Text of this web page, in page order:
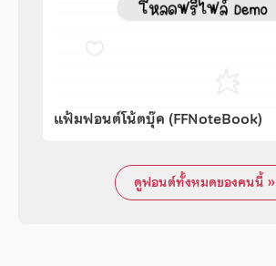
แฟ้มฟอนต์โน้ตบุ๊ค (FFNoteBook)
ดูฟอนต์ทั้งหมดของคนนี้ »